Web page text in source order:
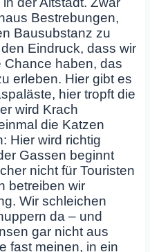
Bestrebungen,
Bausubstanz zu
Eindruck, dass wir
Chance haben, das
erleben. Hier gibt es
hier tropft die
wird Krach
die Katzen
Hier wird richtig
Gassen beginnt
nicht für Touristen
betreiben wir
Wir schleichen
da – und
gar nicht aus
fast meinen, in ein